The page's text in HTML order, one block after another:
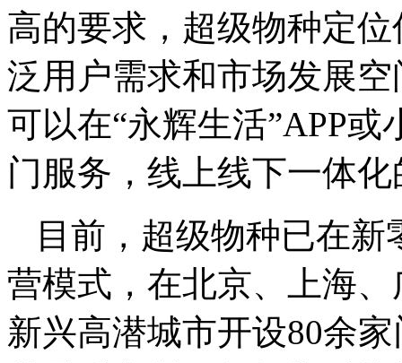
高的要求，超级物种定
泛用户需求和市场发展
可以在“永辉生活”APP
门服务，线上线下一体
目前，超级物种已在
营模式，在北京、上海
新兴高潜城市开设80余